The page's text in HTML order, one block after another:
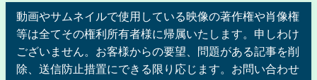
動画やサムネイルで使用している映像の著作権や肖像権
等は全てその権利所有者様に帰属いたします。申しわけ
ございません。お客様からの要望、問題がある記事を削
除、送信防止措置にできる限り応じます。お問い合わせ